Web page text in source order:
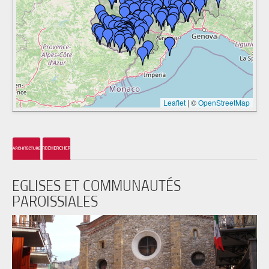
Leaflet | ©OpenStreetMap
EGLISES ET COMMUNAUTÉS
PAROISSIALES